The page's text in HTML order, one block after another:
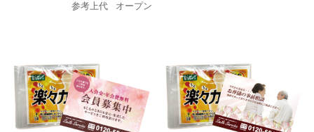
参考上代
オープン